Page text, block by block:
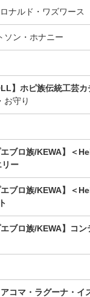
ロナルド・ワズワース
ソン・ホナニー
】ホピ族伝統工芸カ
お守り
ブロ族/KEWA】＜
リー
ブロ族/KEWA】＜
ブロ族/KEWA】コン
コマ・ラグーナ・イ